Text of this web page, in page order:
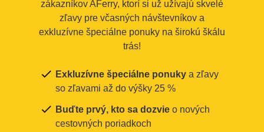
zákazníkov AFerry, ktorí si už užívajú skvelé
zľavy pre včasných návštevníkov a
exkluzívne špeciálne ponuky na širokú škálu
trás!
Exkluzívne špeciálne ponuky a zľavy
so zľavami až do výšky 25 %
Buďte prvý, kto sa dozvie o nových
cestovných poriadkoch